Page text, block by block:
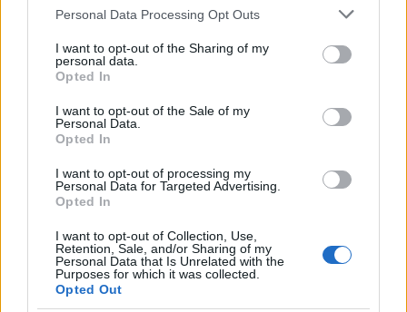
Please note that this website/app uses one or more Google
not limited to your visit or usage behaviour. You may click to
grant or deny consent to Google and its third-party tags to
use your data for below specified purposes in below Google
consent section.
Personal Data Processing Opt Outs
I want to opt-out of the Sharing of my
personal data.
Opted In
I want to opt-out of the Sale of my
Personal Data.
Opted In
I want to opt-out of processing my
Personal Data for Targeted Advertising.
Opted In
I want to opt-out of Collection, Use,
Retention, Sale, and/or Sharing of my
Personal Data that Is Unrelated with the
Purposes for which it was collected.
Opted Out
εργαλείο για βιώσιμη τουριστική ανάπτυξη
HELLENiQ ENERGY: Κέρδη
εξάμηνο – Στα 734 εκατ.
ευρώ τα EBITDA
ΣΤΑΣΥ: 29,4 χλμ. νέων
σιδηροτροχιών στο Μετρό
της Αθήνας - Στο τελικό
στάδιο το μεγαλύτερο έργο